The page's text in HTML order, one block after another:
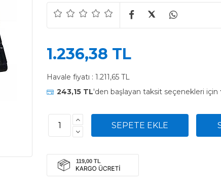
1.236,38 TL
Havale fiyatı : 1.211,65 TL
243,15 TL'den başlayan taksit seçenekleri için